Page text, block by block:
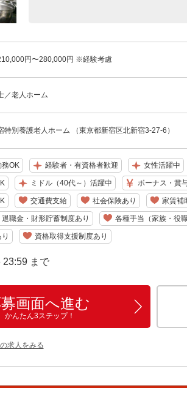
円〜280,000円 ※経験考慮
／老人ホーム
特別養護老人ホーム （東京都新宿区北新宿3-27-6）
務OK 経験者・有資格者歓迎 女性活躍中
ミドル（40代～）活躍中 ボーナス・賞
交通費支給 社会保険あり 家賃補
退職金・財形貯蓄制度あり 各種手当（家族・役
資格取得支援制度あり
23:59 まで
画面へ進む
かんたん3ステップ！
求人をみる